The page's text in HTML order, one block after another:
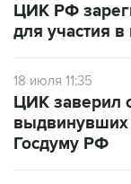
ЦИК РФ
для участия
18 июля 11:35
ЦИК заверил
выдвинувших
Госдуму РФ